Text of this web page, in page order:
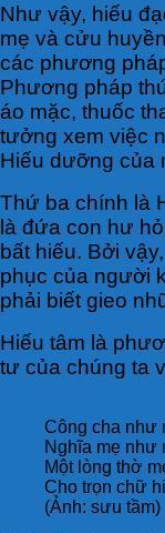
Như vậy, hiếu
mẹ và cửu
các phương
Phương pháp
áo mặc, thuốc
tưởng xem việc
Hiếu dưỡng của
Thứ ba chính là
là đứa con hư
bất hiếu. Bởi
phục của người
phải biết gieo
Hiếu tâm là
tư của chúng ta
Công cha như
Nghĩa mẹ như
Một lòng thờ
Cho trọn chữ
(Ảnh: sưu tầm)